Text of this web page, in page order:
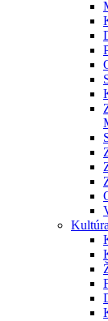
Kultúra